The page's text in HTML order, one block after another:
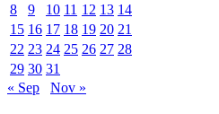
8
9 10 11 12 13 14
15 16 17 18 19 20 21
22 23 24 25 26 27 28
29 30 31
« Sep
Nov »